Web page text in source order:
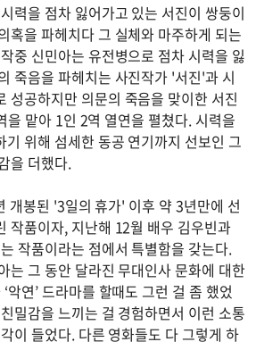
력을 점차 잃어가고 있는 서진이 쌍둥이
혹을 파헤치다 그 실체와 마주하게 되는
중 신민아는 유전병으로 점차 시력을 잃
죽음을 파헤치는 사진작가 '서진'과 시
성공하지만 의문의 죽음을 맞이한 서진
을 맡아 1인 2역 열연을 펼쳤다. 시력을
기 위해 섬세한 동공 연기까지 선보인 그
을 더했다.
개봉된 '3일의 휴가' 이후 약 3년만에 선
작품이자, 지난해 12월 배우 김우빈과
작품이라는 점에서 특별함을 갖는다.
는 그 동안 달라진 무대인사 문화에 대한
악연’ 드라마를 할때도 그런 걸 좀 했었
밀감을 느끼는 걸 경험하면서 이런 소통
이 들었다. 다른 영화들도 다 그렇게 하